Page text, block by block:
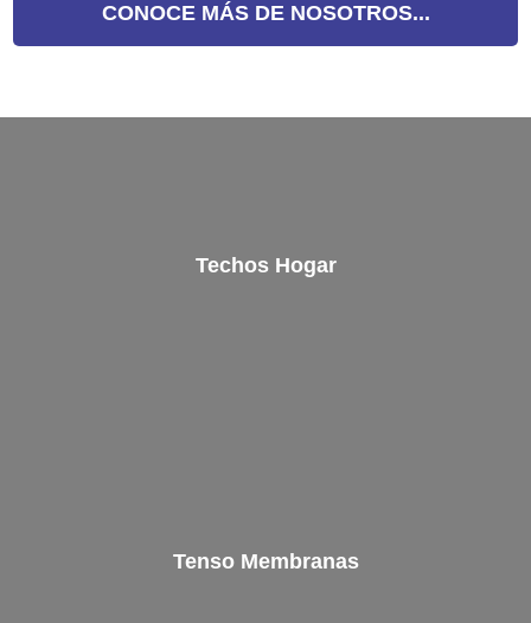
CONOCE MÁS DE NOSOTROS...
Techos Hogar
Tenso Membranas